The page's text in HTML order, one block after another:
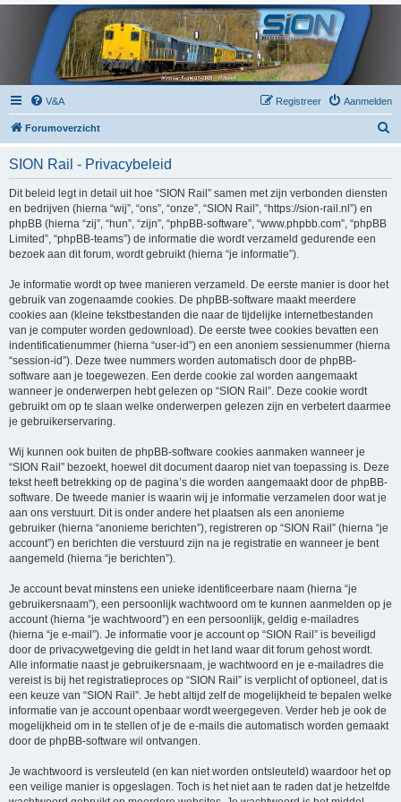
V&A Aanmelden
Registreer
Forumoverzicht
SION Rail - Privacybeleid
Dit beleid legt in detail uit hoe “SION Rail” samen met zijn verbonden diensten
en bedrijven (hierna “wij”, “ons”, “onze”, “SION Rail”, “https://sion-rail.nl”) en
phpBB (hierna “zij”, “hun”, “zijn”, “phpBB-software”, “www.phpbb.com”, “phpBB
Limited”, “phpBB-teams”) de informatie die wordt verzameld gedurende een
bezoek aan dit forum, wordt gebruikt (hierna “je informatie”).
Je informatie wordt op twee manieren verzameld. De eerste manier is door het
gebruik van zogenaamde cookies. De phpBB-software maakt meerdere
cookies aan (kleine tekstbestanden die naar de tijdelijke internetbestanden
van je computer worden gedownload). De eerste twee cookies bevatten een
indentificatienummer (hierna “user-id”) en een anoniem sessienummer (hierna
“session-id”). Deze twee nummers worden automatisch door de phpBB-
software aan je toegewezen. Een derde cookie zal worden aangemaakt
wanneer je onderwerpen hebt gelezen op “SION Rail”. Deze cookie wordt
gebruikt om op te slaan welke onderwerpen gelezen zijn en verbetert daarmee
je gebruikerservaring.
Wij kunnen ook buiten de phpBB-software cookies aanmaken wanneer je
“SION Rail” bezoekt, hoewel dit document daarop niet van toepassing is. Deze
tekst heeft betrekking op de pagina’s die worden aangemaakt door de phpBB-
software. De tweede manier is waarin wij je informatie verzamelen door wat je
aan ons verstuurt. Dit is onder andere het plaatsen als een anonieme
gebruiker (hierna “anonieme berichten”), registreren op “SION Rail” (hierna “je
account”) en berichten die verstuurd zijn na je registratie en wanneer je bent
aangemeld (hierna “je berichten”).
Je account bevat minstens een unieke identificeerbare naam (hierna “je
gebruikersnaam”), een persoonlijk wachtwoord om te kunnen aanmelden op je
account (hierna “je wachtwoord”) en een persoonlijk, geldig e-mailadres
(hierna “je e-mail”). Je informatie voor je account op “SION Rail” is beveiligd
door de privacywetgeving die geldt in het land waar dit forum gehost wordt.
Alle informatie naast je gebruikersnaam, je wachtwoord en je e-mailadres die
vereist is bij het registratieproces op “SION Rail” is verplicht of optioneel, dat is
een keuze van “SION Rail”. Je hebt altijd zelf de mogelijkheid te bepalen welke
informatie van je account openbaar wordt weergegeven. Verder heb je ook de
mogelijkheid om in te stellen of je de e-mails die automatisch worden gemaakt
door de phpBB-software wil ontvangen.
Je wachtwoord is versleuteld (en kan niet worden ontsleuteld) waardoor het op
een veilige manier is opgeslagen. Toch is het niet aan te raden dat je hetzelfde